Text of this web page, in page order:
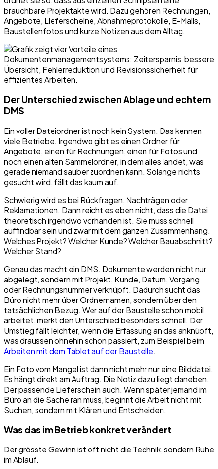
brauchbare Projektakte wird. Dazu gehören Rechnungen,
Angebote, Lieferscheine, Abnahmeprotokolle, E-Mails,
Baustellenfotos und kurze Notizen aus dem Alltag.
Der Unterschied zwischen Ablage und echtem
DMS
Ein voller Dateiordner ist noch kein System. Das kennen
viele Betriebe. Irgendwo gibt es einen Ordner für
Angebote, einen für Rechnungen, einen für Fotos und
noch einen alten Sammelordner, in dem alles landet, was
gerade niemand sauber zuordnen kann. Solange nichts
gesucht wird, fällt das kaum auf.
Schwierig wird es bei Rückfragen, Nachträgen oder
Reklamationen. Dann reicht es eben nicht, dass die Datei
theoretisch irgendwo vorhanden ist. Sie muss schnell
auffindbar sein und zwar mit dem ganzen Zusammenhang.
Welches Projekt? Welcher Kunde? Welcher Bauabschnitt?
Welcher Stand?
Genau das macht ein DMS. Dokumente werden nicht nur
abgelegt, sondern mit Projekt, Kunde, Datum, Vorgang
oder Rechnungsnummer verknüpft. Dadurch sucht das
Büro nicht mehr über Ordnernamen, sondern über den
tatsächlichen Bezug. Wer auf der Baustelle schon mobil
arbeitet, merkt den Unterschied besonders schnell. Der
Umstieg fällt leichter, wenn die Erfassung an das anknüpft,
was draussen ohnehin schon passiert, zum Beispiel beim
Arbeiten mit dem Tablet auf der Baustelle.
Ein Foto vom Mangel ist dann nicht mehr nur eine Bilddatei.
Es hängt direkt am Auftrag. Die Notiz dazu liegt daneben.
Der passende Lieferschein auch. Wenn später jemand im
Büro an die Sache ran muss, beginnt die Arbeit nicht mit
Suchen, sondern mit Klären und Entscheiden.
Was das im Betrieb konkret verändert
Der grösste Gewinn ist oft nicht die Technik, sondern Ruhe
im Ablauf.